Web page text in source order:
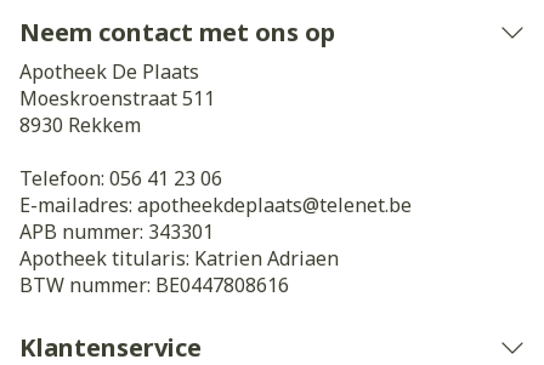
Neem contact met ons op
Apotheek De Plaats
Moeskroenstraat 511
8930 Rekkem
Telefoon: 056 41 23 06
E-mailadres: apotheekdeplaats@telenet.be
APB nummer: 343301
Apotheek titularis: Katrien Adriaen
BTW nummer: BE0447808616
Klantenservice